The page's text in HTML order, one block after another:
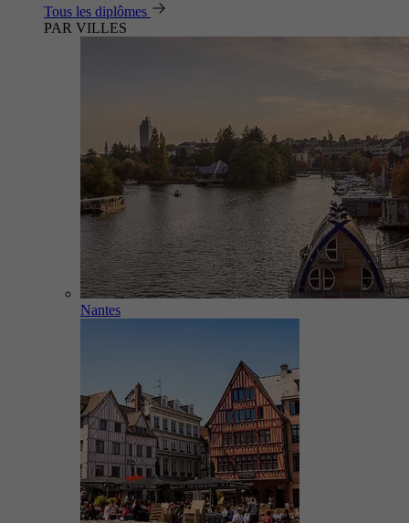
Tous les diplômes
PAR VILLES
Nantes